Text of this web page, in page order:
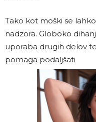
Tako kot moški se
nadzora. Globoko
uporaba drugih delov
pomaga podaljšati